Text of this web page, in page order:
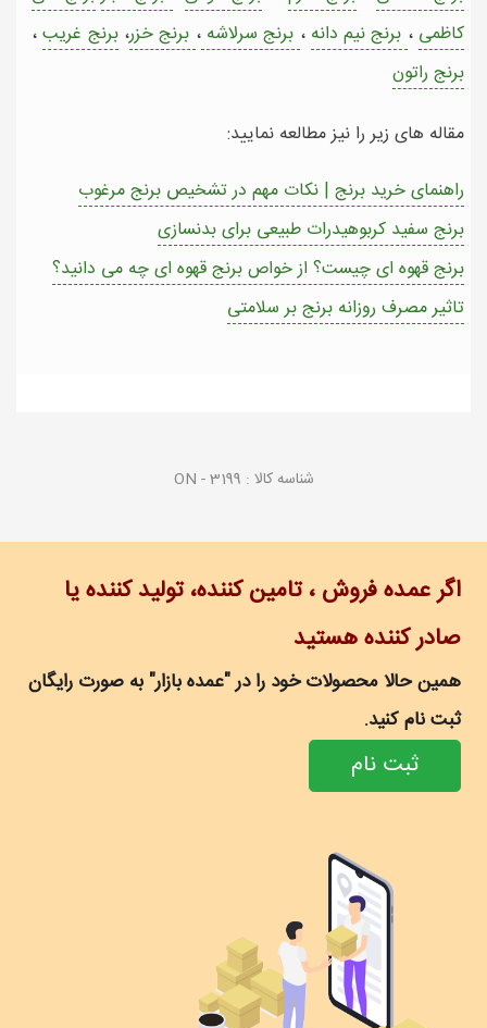
کاظمی ، برنج نیم دانه ، برنج سرلاشه، برنج خزر،برنج غریب،
برنج راتون
مقاله های زیر را نیز مطالعه نمایید:
راهنمای خرید برنج | نکات مهم در تشخیص برنج مرغوب
برنج سفید کربوهیدرات طبیعی برای بدنسازی
برنج قهوه ای چیست؟ از خواص برنج قهوه ای چه می دانید؟
تاثیر مصرف روزانه برنج بر سلامتی
شناسه کالا : ON - 3199
اگر عمده فروش ، تامین کننده، تولید کننده یا
صادر کننده هستید
همین حالا محصولات خود را در "عمده بازار" به صورت رایگان
ثبت نام کنید.
ثبت نام